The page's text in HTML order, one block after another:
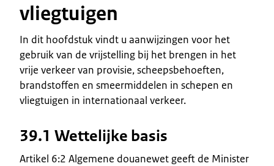
vliegtuigen
In dit hoofdstuk vindt u aanwijzingen voor het
gebruik van de vrijstelling bij het brengen in het
vrije verkeer van provisie, scheepsbehoeften,
brandstoffen en smeermiddelen in schepen en
vliegtuigen in internationaal verkeer.
39.1 Wettelijke basis
Artikel 6:2 Algemene douanewet geeft de Minister